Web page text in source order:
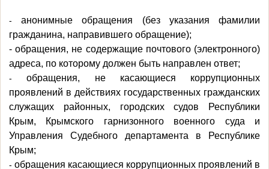
-анонимные обращения (без указания фамилии
гражданина, направившего обращение);
- обращения, не содержащие почтового (электронного)
адреса, по которому должен быть направлен ответ;
-обращения, не касающиеся коррупционных
проявлений в действиях государственных гражданских
служащих районных, городских судов Республики
Крым, Крымского гарнизонного военного суда и
Управления Судебного департамента в Республике
Крым;
- обращения касающиеся коррупционных проявлений в